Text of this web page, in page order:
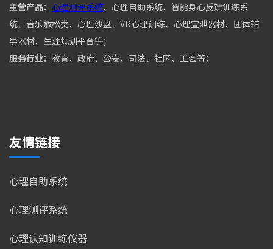
主营产品： 心理测评系统、心理自助系统、智能身心反馈训练系
统、音乐放松类、心理沙盘、VR心理训练、心理宣泄器材、团体辅
导器材、生涯规划平台等；
服务行业：教育、政府、公安、司法、社区、工会等；
友情链接
心理自助系统
心理测评系统
心理认知训练仪器